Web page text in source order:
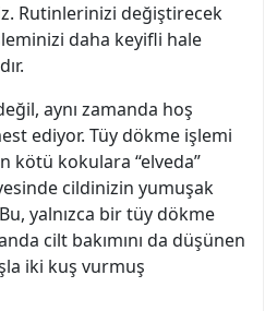
Rutinlerinizi değiştirecek
daha keyifli hale
aynı zamanda hoş
ediyor. Tüy dökme işlemi
kötü kokulara “elveda”
cildinizin yumuşak
yalnızca bir tüy dökme
cilt bakımını da düşünen
iki kuş vurmuş